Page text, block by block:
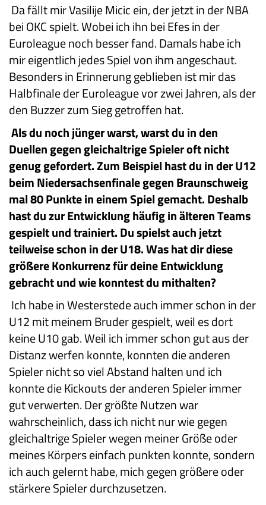
Da fällt mir Vasilije Micic ein, der jetzt in der NBA
bei OKC spielt. Wobei ich ihn bei Efes in der
Euroleague noch besser fand. Damals habe ich
mir eigentlich jedes Spiel von ihm angeschaut.
Besonders in Erinnerung geblieben ist mir das
Halbfinale der Euroleague vor zwei Jahren, als der
den Buzzer zum Sieg getroffen hat.
Als du noch jünger warst, warst du in den
Duellen gegen gleichaltrige Spieler oft nicht
genug gefordert. Zum Beispiel hast du in der U12
beim Niedersachsenfinale gegen Braunschweig
mal 80 Punkte in einem Spiel gemacht. Deshalb
hast du zur Entwicklung häufig in älteren Teams
gespielt und trainiert. Du spielst auch jetzt
teilweise schon in der U18. Was hat dir diese
größere Konkurrenz für deine Entwicklung
gebracht und wie konntest du mithalten?
Ich habe in Westerstede auch immer schon in der
U12 mit meinem Bruder gespielt, weil es dort
keine U10 gab. Weil ich immer schon gut aus der
Distanz werfen konnte, konnten die anderen
Spieler nicht so viel Abstand halten und ich
konnte die Kickouts der anderen Spieler immer
gut verwerten. Der größte Nutzen war
wahrscheinlich, dass ich nicht nur wie gegen
gleichaltrige Spieler wegen meiner Größe oder
meines Körpers einfach punkten konnte, sondern
ich auch gelernt habe, mich gegen größere oder
stärkere Spieler durchzusetzen.